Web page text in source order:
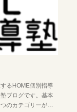
るHOME個別指導
ブログです。基本
のカテゴリーが…